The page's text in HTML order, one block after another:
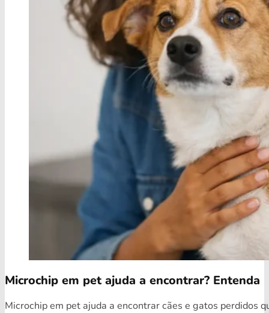
Microchip em pet ajuda a encontrar? Entenda
Microchip em pet ajuda a encontrar cães e gatos perdidos